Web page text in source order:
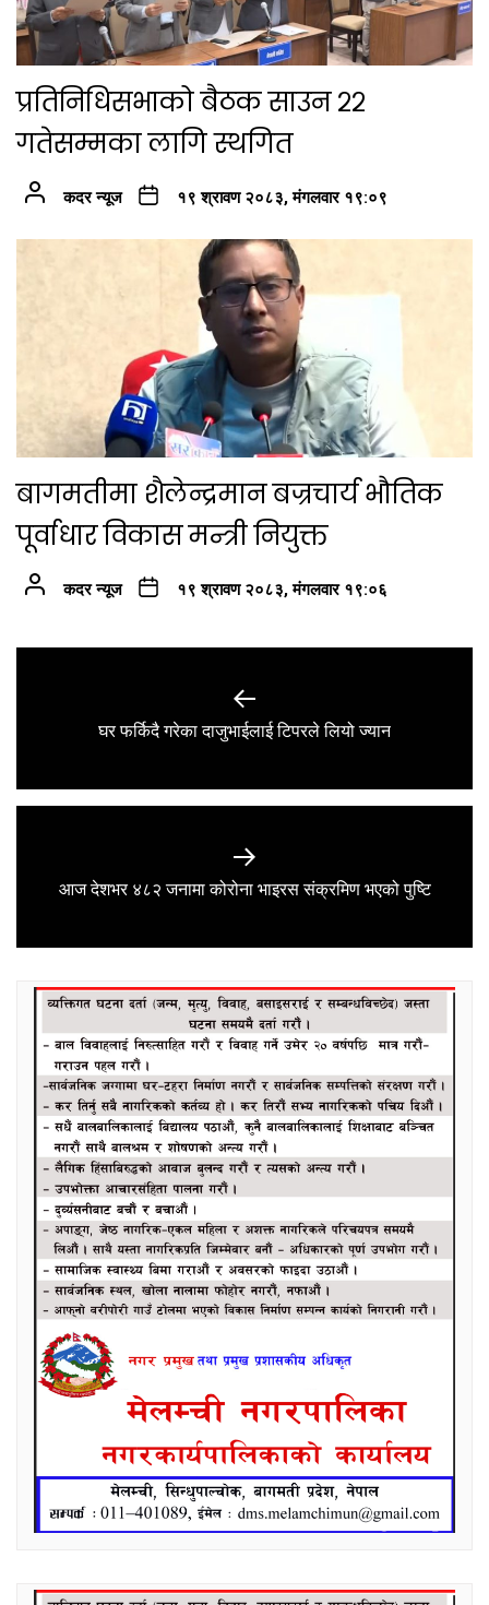
प्रतिनिधिसभाको बैठक साउन २२
गतेसम्मका लागि स्थगित
कदर न्यूज १९ श्रावण २०८३, मंगलवार १९:०९
बागमतीमा शैलेन्द्रमान बज्रचार्य भौतिक
पूर्वाधार विकास मन्त्री नियुक्त
कदर न्यूज १९ श्रावण २०८३, मंगलवार १९:०६
Previous
घर फर्किदै गरेका दाजुभाईलाई टिपरले लियो ज्यान
Next
आज देशभर ४८२ जनामा कोरोना भाइरस संक्रमिण भएको पुष्टि